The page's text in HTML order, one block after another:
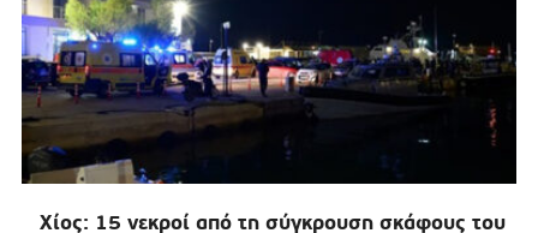
Χίος: 15 νεκροί από τη σύγκρουση σκάφους του